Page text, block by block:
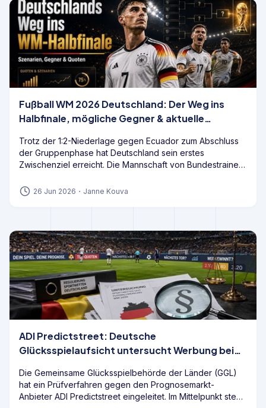
Fußball WM 2026 Deutschland: Der Weg ins
Halbfinale, mögliche Gegner & aktuelle
Trotz der 1:2-Niederlage gegen Ecuador zum Abschluss
der Gruppenphase hat Deutschland sein erstes
Zwischenziel erreicht. Die Mannschaft von Bundestrainer
vorherigen Siege gegen Curaçao und die Elfenbeinküste
26 Jun 2026 ・ Janne Kouva
ADI Predictstreet: Deutsche
Glücksspielaufsicht untersucht Werbung bei
Die Gemeinsame Glücksspielbehörde der Länder (GGL)
hat ein Prüfverfahren gegen den Prognosemarkt-
Anbieter ADI Predictstreet eingeleitet. Im Mittelpunkt steht